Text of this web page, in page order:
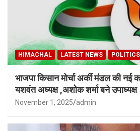
HIMACHAL LATEST NEWS POLITICS
भाजपा किसान मोर्चा अर्की मंडल की नई
यशवंत अध्यक्ष ,अशोक शर्मा बने उपाध्यक्ष
November 1, 2025 admin